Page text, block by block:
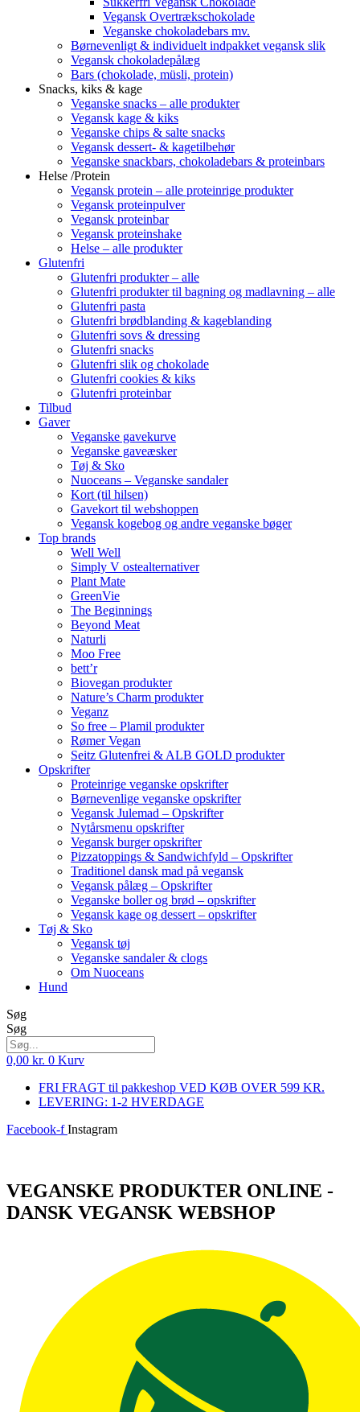
Vegansk Overtrækschokolade
Veganske chokoladebars mv.
Børnevenligt & individuelt indpakket vegansk slik
Vegansk chokoladepålæg
Bars (chokolade, müsli, protein)
Snacks, kiks & kage
Veganske snacks – alle produkter
Vegansk kage & kiks
Veganske chips & salte snacks
Vegansk dessert- & kagetilbehør
Veganske snackbars, chokoladebars & proteinbars
Helse /Protein
Vegansk protein – alle proteinrige produkter
Vegansk proteinpulver
Vegansk proteinbar
Vegansk proteinshake
Helse – alle produkter
Glutenfri
Glutenfri produkter – alle
Glutenfri produkter til bagning og madlavning – alle
Glutenfri pasta
Glutenfri brødblanding & kageblanding
Glutenfri sovs & dressing
Glutenfri snacks
Glutenfri slik og chokolade
Glutenfri cookies & kiks
Glutenfri proteinbar
Tilbud
Gaver
Veganske gavekurve
Veganske gaveæsker
Tøj & Sko
Nuoceans – Veganske sandaler
Kort (til hilsen)
Gavekort til webshoppen
Vegansk kogebog og andre veganske bøger
Top brands
Well Well
Simply V ostealternativer
Plant Mate
GreenVie
The Beginnings
Beyond Meat
Naturli
Moo Free
bett’r
Biovegan produkter
Nature’s Charm produkter
Veganz
So free – Plamil produkter
Rømer Vegan
Seitz Glutenfrei & ALB GOLD produkter
Opskrifter
Proteinrige veganske opskrifter
Børnevenlige veganske opskrifter
Vegansk Julemad – Opskrifter
Nytårsmenu opskrifter
Vegansk burger opskrifter
Pizzatoppings & Sandwichfyld – Opskrifter
Traditionel dansk mad på vegansk
Vegansk pålæg – Opskrifter
Veganske boller og brød – opskrifter
Vegansk kage og dessert – opskrifter
Tøj & Sko
Vegansk tøj
Veganske sandaler & clogs
Om Nuoceans
Hund
Søg
Søg
0,00 kr. 0 Kurv
FRI FRAGT til pakkeshop VED KØB OVER 599 KR.
LEVERING: 1-2 HVERDAGE
Facebook-f Instagram
VEGANSKE PRODUKTER ONLINE -
DANSK VEGANSK WEBSHOP